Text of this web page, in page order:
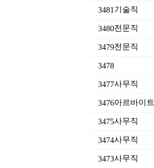
3481 기술직
3480전문직
3479전문직
3478
3477사무직
3476아르바이트
3475사무직
3474사무직
3473사무직